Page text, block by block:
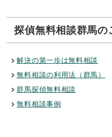
探偵無料相談群馬の
解決の第一歩は無料相談
無料相談の利用法（群馬）
群馬探偵無料相談
無料相談事例